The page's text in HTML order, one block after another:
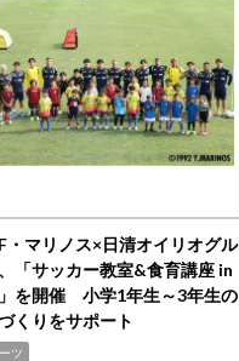
・マリノス×日清オイリオグル
「サッカー教室&食育講座 in
を開催 小学1年生～3年生の
くりをサポート
ツ